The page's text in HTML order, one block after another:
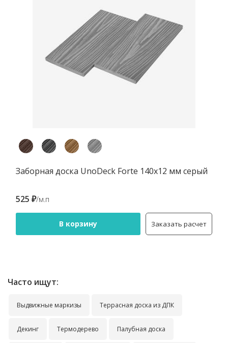
Заборная доска UnoDeck Forte 140х12 мм серый
525 ₽/м.п
В корзину Заказать расчет
Часто ищут:
Выдвижные маркизы Террасная доска из ДПК
Декинг Термодерево Палубная доска